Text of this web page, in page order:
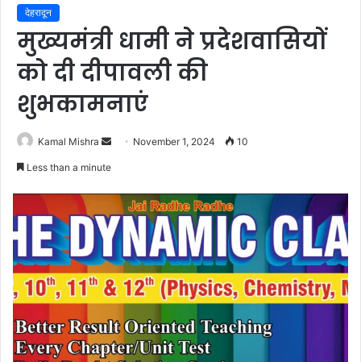
देहरादून
मुख्यमंत्री धामी ने प्रदेशवासियों
को दी दीपावली की
शुभकामनाएं
Kamal Mishra
Send November 1, 2024 10
Less than a minute